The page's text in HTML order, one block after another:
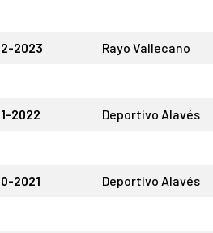
2023 Rayo Vallecano
2022 Deportivo Alavés
2021 Deportivo Alavés